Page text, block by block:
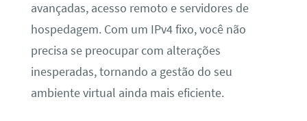
avançadas, acesso remoto e servidores de
hospedagem. Com um IPv4 fixo, você não
precisa se preocupar com alterações
inesperadas, tornando a gestão do seu
ambiente virtual ainda mais eficiente.